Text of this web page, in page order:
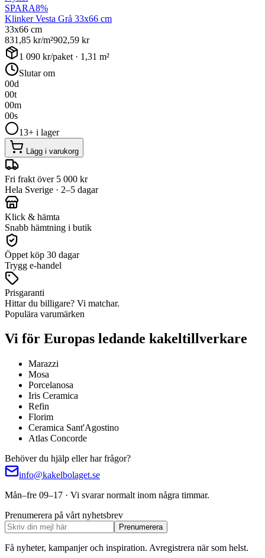
SPARA8%
Klinker Vesta Grå 33x66 cm
33x66 cm
831,85 kr/m²902,59 kr
1 090 kr/paket · 1,31 m²
Slutar om
00d
00t
00m
00s
13+ i lager
Lägg i varukorg
Fri frakt över 5 000 kr
Hela Sverige · 2–5 dagar
Klick & hämta
Snabb hämtning i butik
Öppet köp 30 dagar
Trygg e-handel
Prisgaranti
Hittar du billigare? Vi matchar.
Populära varumärken
Vi för Europas ledande kakeltillverkare
Marazzi
Mosa
Porcelanosa
Iris Ceramica
Refin
Florim
Ceramica Sant'Agostino
Atlas Concorde
Behöver du hjälp eller har frågor?
info@kakelbolaget.se
Mån–fre 09–17 · Vi svarar normalt inom några timmar.
Prenumerera på vårt nyhetsbrev
Prenumerera
Få nyheter, kampanjer och inspiration. Avregistrera när som helst.